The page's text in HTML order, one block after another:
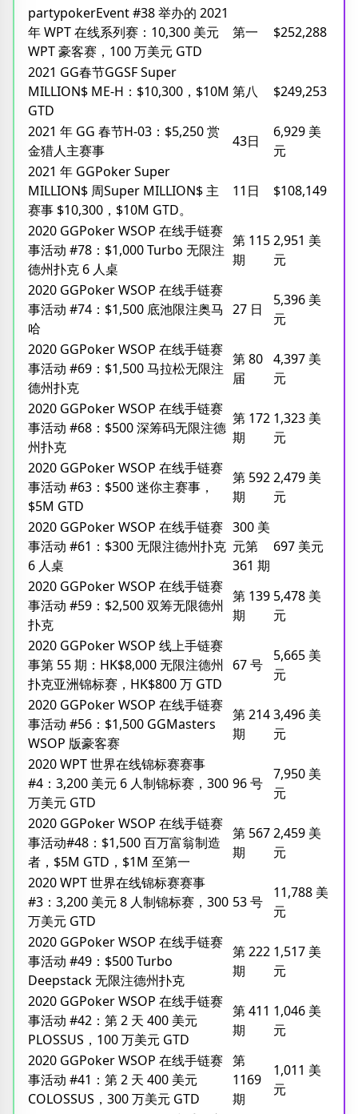
partypokerEvent #38 举办的 2021
年 WPT 在线系列赛：10,300 美元
WPT 豪客赛，100 万美元 GTD
第一 $252,288
2021 GG春节GGSF Super
MILLION$ ME-H：$10,300，$10M
GTD
第八 $249,253
2021 年 GG 春节H-03：$5,250 赏
金猎人主赛事
43日
6,929 美
元
2021 年 GGPoker Super
MILLION$ 周Super MILLION$ 主
赛事 $10,300，$10M GTD。
11日 $108,149
2020 GGPoker WSOP 在线手链赛
事活动 #78：$1,000 Turbo 无限注
德州扑克 6 人桌
第 115
期
2,951 美
元
2020 GGPoker WSOP 在线手链赛
事活动 #74：$1,500 底池限注奥马
哈
27 日
5,396 美
元
2020 GGPoker WSOP 在线手链赛
事活动 #69：$1,500 马拉松无限注
德州扑克
第 80
届
4,397 美
元
2020 GGPoker WSOP 在线手链赛
事活动 #68：$500 深筹码无限注德
州扑克
第 172
期
1,323 美
元
2020 GGPoker WSOP 在线手链赛
事活动 #63：$500 迷你主赛事，
$5M GTD
第 592
期
2,479 美
元
2020 GGPoker WSOP 在线手链赛
事活动 #61：$300 无限注德州扑克
6 人桌
300 美
元第
361 期
697 美元
2020 GGPoker WSOP 在线手链赛
事活动 #59：$2,500 双筹无限德州
扑克
第 139
期
5,478 美
元
2020 GGPoker WSOP 线上手链赛
事第 55 期：HK$8,000 无限注德州
扑克亚洲锦标赛，HK$800 万 GTD
67 号
5,665 美
元
2020 GGPoker WSOP 在线手链赛
事活动 #56：$1,500 GGMasters
WSOP 版豪客赛
第 214
期
3,496 美
元
2020 WPT 世界在线锦标赛赛事
#4：3,200 美元 6 人制锦标赛，300
万美元 GTD
96 号
7,950 美
元
2020 GGPoker WSOP 在线手链赛
事活动#48：$1,500 百万富翁制造
者，$5M GTD，$1M 至第一
第 567
期
2,459 美
元
2020 WPT 世界在线锦标赛赛事
#3：3,200 美元 8 人制锦标赛，300
万美元 GTD
53 号
11,788 美
元
2020 GGPoker WSOP 在线手链赛
事活动 #49：$500 Turbo
Deepstack 无限注德州扑克
第 222
期
1,517 美
元
2020 GGPoker WSOP 在线手链赛
事活动 #42：第 2 天 400 美元
PLOSSUS，100 万美元 GTD
第 411
期
1,046 美
元
2020 GGPoker WSOP 在线手链赛
事活动 #41：第 2 天 400 美元
COLOSSUS，300 万美元 GTD
第
1169
期
1,011 美
元